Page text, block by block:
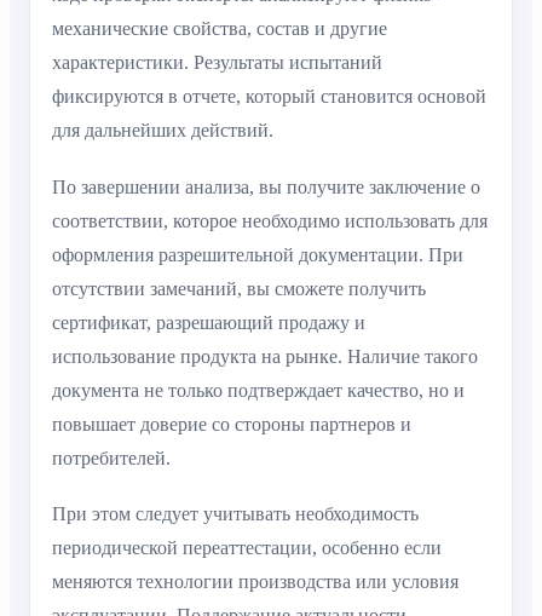
механические свойства, состав и другие
характеристики. Результаты испытаний
фиксируются в отчете, который становится основой
для дальнейших действий.
По завершении анализа, вы получите заключение о
соответствии, которое необходимо использовать для
оформления разрешительной документации. При
отсутствии замечаний, вы сможете получить
сертификат, разрешающий продажу и
использование продукта на рынке. Наличие такого
документа не только подтверждает качество, но и
повышает доверие со стороны партнеров и
потребителей.
При этом следует учитывать необходимость
периодической переаттестации, особенно если
меняются технологии производства или условия